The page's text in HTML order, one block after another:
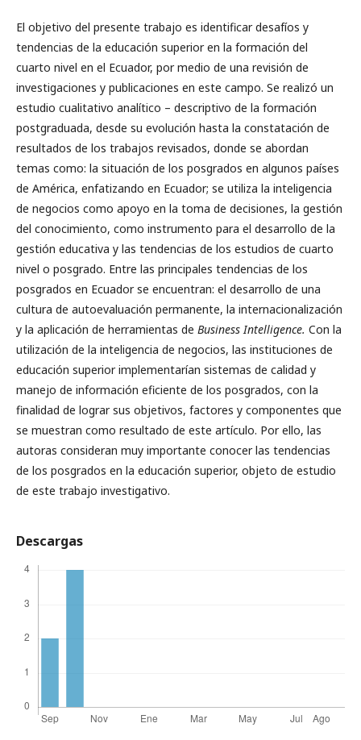
El objetivo del presente trabajo es identificar desafíos y
tendencias de la educación superior en la formación del
cuarto nivel en el Ecuador, por medio de una revisión de
investigaciones y publicaciones en este campo. Se realizó un
estudio cualitativo analítico – descriptivo de la formación
postgraduada, desde su evolución hasta la constatación de
resultados de los trabajos revisados, donde se abordan
temas como: la situación de los posgrados en algunos países
de América, enfatizando en Ecuador; se utiliza la inteligencia
de negocios como apoyo en la toma de decisiones, la gestión
del conocimiento, como instrumento para el desarrollo de la
gestión educativa y las tendencias de los estudios de cuarto
nivel o posgrado. Entre las principales tendencias de los
posgrados en Ecuador se encuentran: el desarrollo de una
cultura de autoevaluación permanente, la internacionalización
y la aplicación de herramientas de Business Intelligence. Con la
utilización de la inteligencia de negocios, las instituciones de
educación superior implementarían sistemas de calidad y
manejo de información eficiente de los posgrados, con la
finalidad de lograr sus objetivos, factores y componentes que
se muestran como resultado de este artículo. Por ello, las
autoras consideran muy importante conocer las tendencias
de los posgrados en la educación superior, objeto de estudio
de este trabajo investigativo.
Descargas